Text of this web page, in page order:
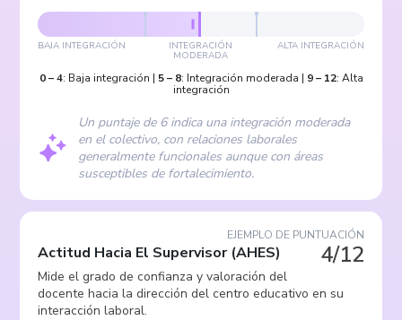
BAJA INTEGRACIÓN INTEGRACIÓN
MODERADA
ALTA INTEGRACIÓN
0–4: Baja integración | 5– 8: Integración moderada | 9– 12: Alta
integración
Un puntaje de 6 indica una integración moderada
en el colectivo, con relaciones laborales
generalmente funcionales aunque con áreas
susceptibles de fortalecimiento.
EJEMPLO DE PUNTUACIÓN
4/12
Actitud Hacia El Supervisor (AHES)
Mide el grado de confianza y valoración del
docente hacia la dirección del centro educativo en su
interacción laboral.